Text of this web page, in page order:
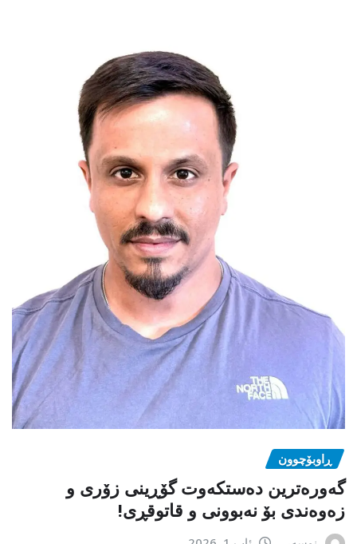
ڕاوبۆچوون
گەورەترین دەستکەوت گۆڕینی زۆری و
زەوەندی بۆ نەبوونی و قاتوقڕی!